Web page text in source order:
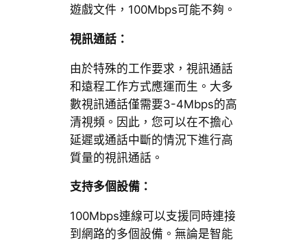
遊戲文件，100Mbps可能不夠。
視訊通話：
由於特殊的工作要求，視訊通話
和遠程工作方式應運而生。大多
數視訊通話僅需要3-4Mbps的高
清視頻。因此，您可以在不擔心
延遲或通話中斷的情況下進行高
質量的視訊通話。
支持多個設備：
100Mbps連線可以支援同時連接
到網路的多個設備。無論是智能